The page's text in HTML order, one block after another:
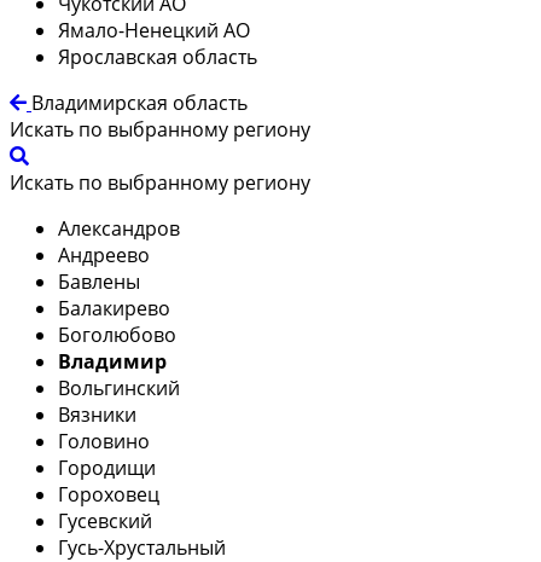
Ямало-Ненецкий АО
Ярославская область
Владимирская область
Искать по выбранному региону
Искать по выбранному региону
Александров
Андреево
Бавлены
Балакирево
Боголюбово
Владимир
Вольгинский
Вязники
Головино
Городищи
Гороховец
Гусевский
Гусь-Хрустальный